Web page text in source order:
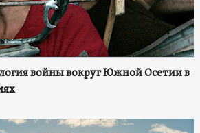
войны вокруг Южной Осетии в